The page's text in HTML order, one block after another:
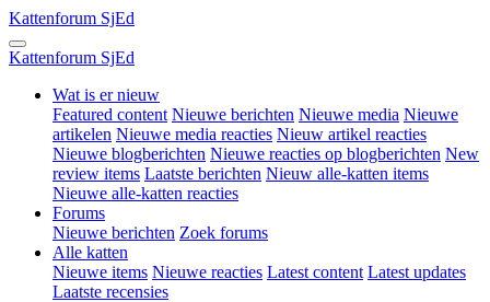
Kattenforum SjEd
Kattenforum SjEd
Wat is er nieuw
Featured content Nieuwe berichten Nieuwe media Nieuwe
artikelen Nieuwe media reacties Nieuw artikel reacties
Nieuwe blogberichten Nieuwe reacties op blogberichten New
review items Laatste berichten Nieuw alle-katten items
Nieuwe alle-katten reacties
Forums
Nieuwe berichten Zoek forums
Alle katten
Nieuwe items Nieuwe reacties Latest content Latest updates
Laatste recensies